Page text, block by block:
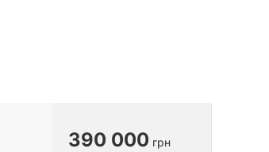
390 000 грн